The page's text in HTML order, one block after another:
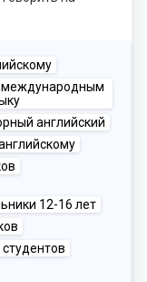
международным
английский
12-16 лет